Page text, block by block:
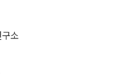
소